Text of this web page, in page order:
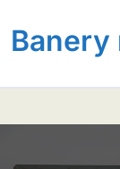
content
Banery